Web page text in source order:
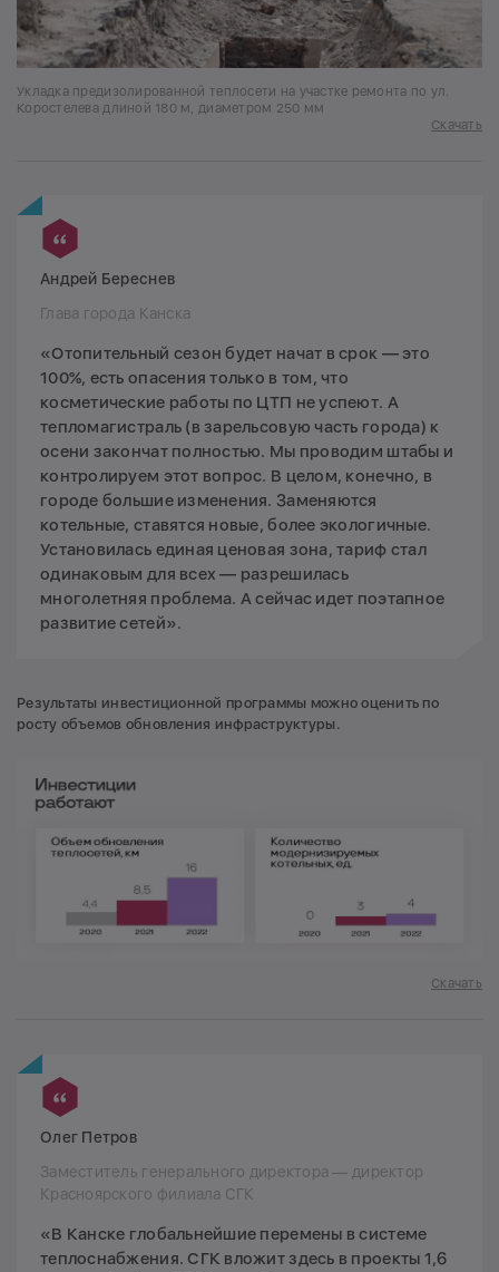
Укладка предизолированной теплосети на участке ремонта по ул.
Коростелева длиной 180 м, диаметром 250 мм
Скачать
Андрей Береснев
Глава города Канска
«Отопительный сезон будет начат в срок — это
100%, есть опасения только в том, что
косметические работы по ЦТП не успеют. А
тепломагистраль (в зарельсовую часть города) к
осени закончат полностью. Мы проводим штабы и
контролируем этот вопрос. В целом, конечно, в
городе большие изменения. Заменяются
котельные, ставятся новые, более экологичные.
Установилась единая ценовая зона, тариф стал
одинаковым для всех — разрешилась
многолетняя проблема. А сейчас идет поэтапное
развитие сетей».
Результаты инвестиционной программы можно оценить по
росту объемов обновления инфраструктуры.
Скачать
Олег Петров
Заместитель генерального директора — директор
Красноярского филиала СГК
«В Канске глобальнейшие перемены в системе
теплоснабжения. СГК вложит здесь в проекты 1,6